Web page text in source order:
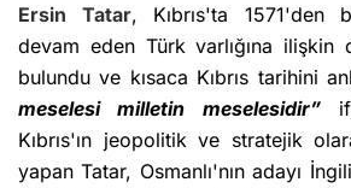
Ersin Tatar, Kıbrıs'ta 1571'den
devam eden Türk varlığına ilişkin
bulundu ve kısaca Kıbrıs tarihini
meselesi milletin meselesidir”
Kıbrıs'ın jeopolitik ve stratejik
yapan Tatar, Osmanlı'nın adayı